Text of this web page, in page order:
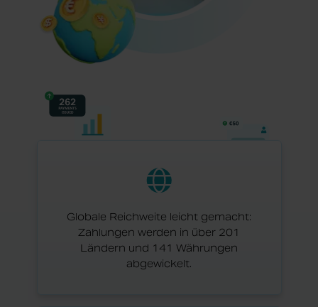
Globale Reichweite leicht gemacht:
Zahlungen werden in über 201
Ländern und 141 Währungen
abgewickelt.